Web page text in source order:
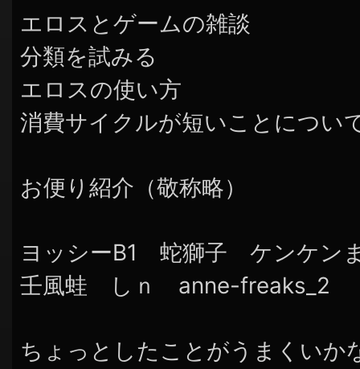
エロスとゲームの雑談
分類を試みる
エロスの使い方
消費サイクルが短いことについ
お便り紹介（敬称略）
ヨッシーB1 蛇獅子 ケンケ
壬風蛙 しｎ anne-freaks_2
ちょっとしたことがうまくいか